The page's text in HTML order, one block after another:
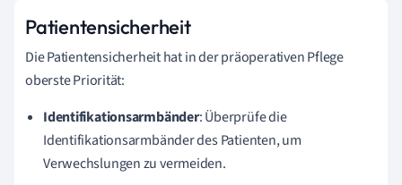
Patientensicherheit
Die Patientensicherheit hat in der präoperativen Pflege
oberste Priorität:
Identifikationsarmbänder: Überprüfe die
Identifikationsarmbänder des Patienten, um
Verwechslungen zu vermeiden.